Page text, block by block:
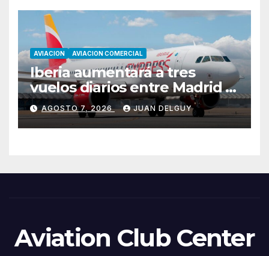
AVIACION AVIACION COMERCIAL
Iberia aumentará a tres
vuelos diarios entre Madrid y
Menorca durante el invierno
AGOSTO 7, 2026 JUAN DELGUY
Aviation Club Center